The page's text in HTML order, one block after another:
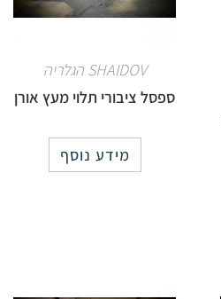
SHAIDOV הגלריה
ספסל ציבורי תלוי מעץ אורן
מידע נוסף